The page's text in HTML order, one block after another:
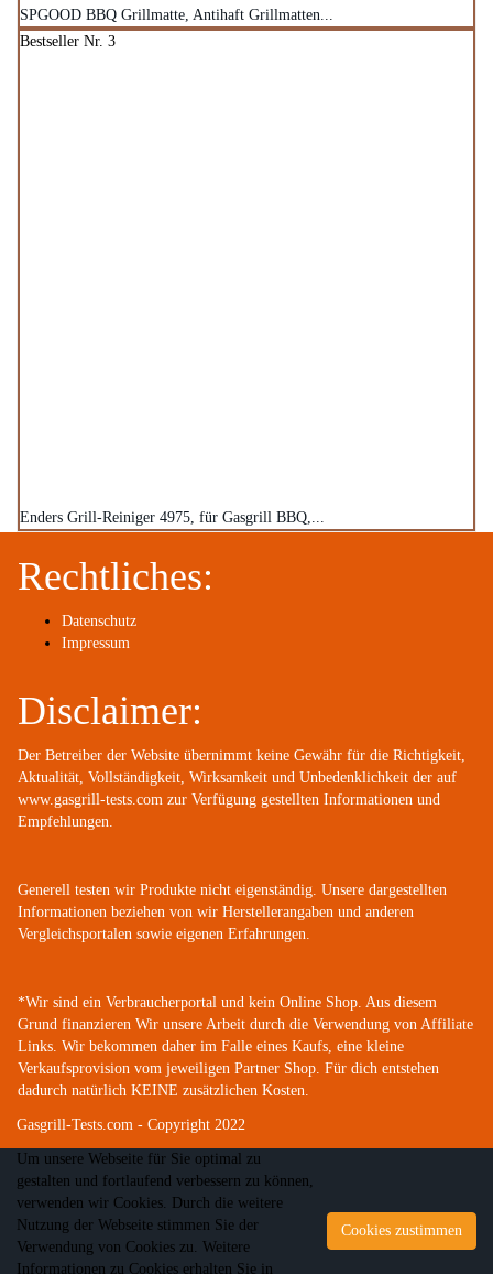
SPGOOD BBQ Grillmatte, Antihaft Grillmatten...
Bestseller Nr. 3
Enders Grill-Reiniger 4975, für Gasgrill BBQ,...
Rechtliches:
Datenschutz
Impressum
Disclaimer:
Der Betreiber der Website übernimmt keine Gewähr für die Richtigkeit,
Aktualität, Vollständigkeit, Wirksamkeit und Unbedenklichkeit der auf
www.gasgrill-tests.com zur Verfügung gestellten Informationen und
Empfehlungen.
Generell testen wir Produkte nicht eigenständig. Unsere dargestellten
Informationen beziehen von wir Herstellerangaben und anderen
Vergleichsportalen sowie eigenen Erfahrungen.
*Wir sind ein Verbraucherportal und kein Online Shop. Aus diesem
Grund finanzieren Wir unsere Arbeit durch die Verwendung von Affiliate
Links. Wir bekommen daher im Falle eines Kaufs, eine kleine
Verkaufsprovision vom jeweiligen Partner Shop. Für dich entstehen
dadurch natürlich KEINE zusätzlichen Kosten.
Gasgrill-Tests.com - Copyright 2022
Um unsere Webseite für Sie optimal zu
gestalten und fortlaufend verbessern zu können,
verwenden wir Cookies. Durch die weitere
Nutzung der Webseite stimmen Sie der
Verwendung von Cookies zu. Weitere
Informationen zu Cookies erhalten Sie in
Cookies zustimmen